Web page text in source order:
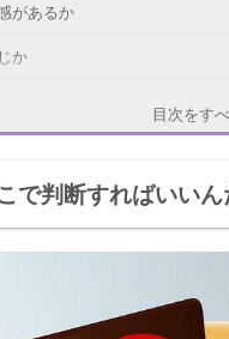
があるか
か
目次をす
で判断すればいいん